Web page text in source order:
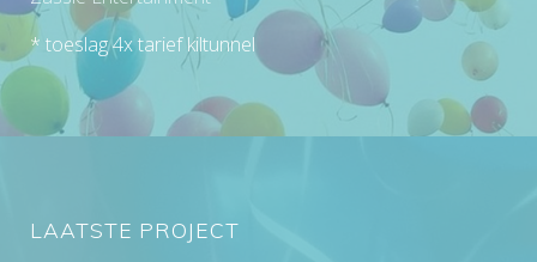
* toeslag 4x tarief kiltunnel
LAATSTE PROJECT